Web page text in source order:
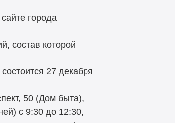
города
состав которой
27 декабря
50 (Дом быта),
с 9:30 до 12:30,